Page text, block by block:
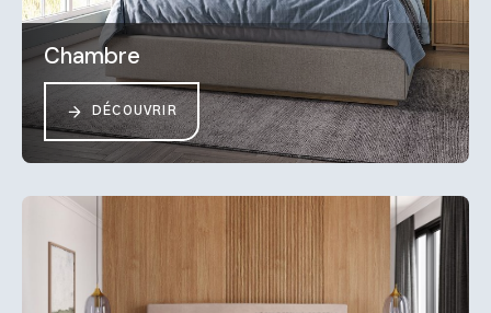
Chambre
DÉCOUVRIR